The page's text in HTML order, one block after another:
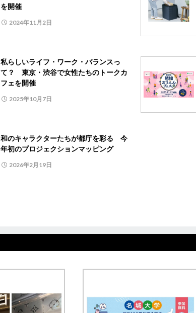
を開催
2024年11月2日
私らしいライフ・ワーク・バランスっ
て？ 東京・渋谷で女性たちのトークカ
フェを開催
2025年10月7日
和のキャラクターたちが都庁を彩る 今
年初のプロジェクションマッピング
2026年2月19日